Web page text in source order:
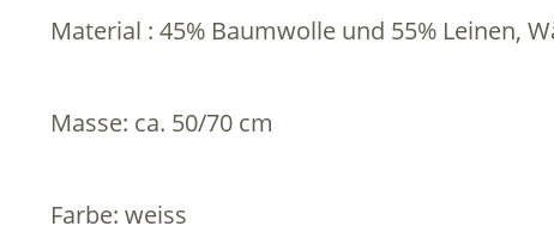
Material : 45% Baumwolle und 55% Leinen,
Masse: ca. 50/70 cm
Farbe: weiss